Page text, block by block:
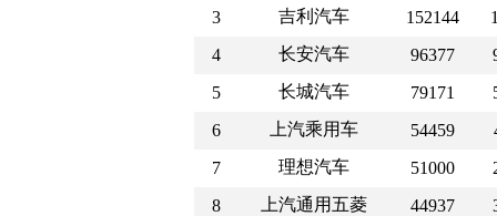
3
吉利汽车 152144
4
长安汽车 96377
5
长城汽车 79171
6
上汽乘用车 54459
7
理想汽车 51000
8
上汽通用五菱 44937